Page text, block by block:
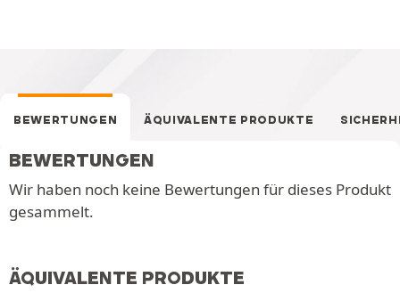
BEWERTUNGEN ÄQUIVALENTE PRODUKTE
BEWERTUNGEN
Wir haben noch keine Bewertungen für dieses Produkt
gesammelt.
ÄQUIVALENTE PRODUKTE